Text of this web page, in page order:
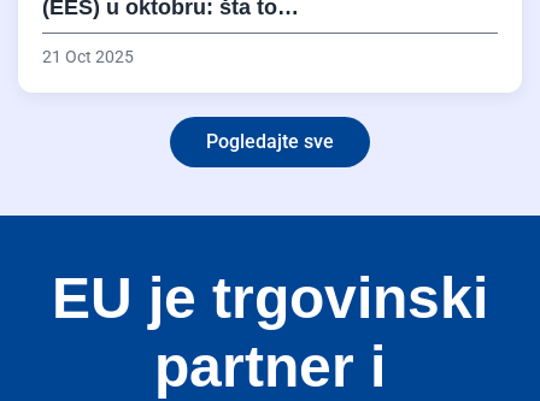
(EES) u oktobru: šta to…
21 Oct 2025
Pogledajte sve
EU je trgovinski
partner i